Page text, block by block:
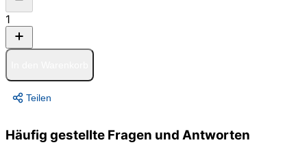
1
Teilen
Häufig gestellte Fragen und Antworten